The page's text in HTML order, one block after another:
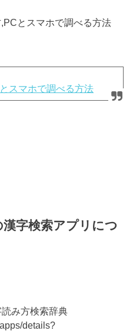
とスマホで調べる方法
スマホで調べる方法
字検索アプリにつ
み方検索辞典
details?